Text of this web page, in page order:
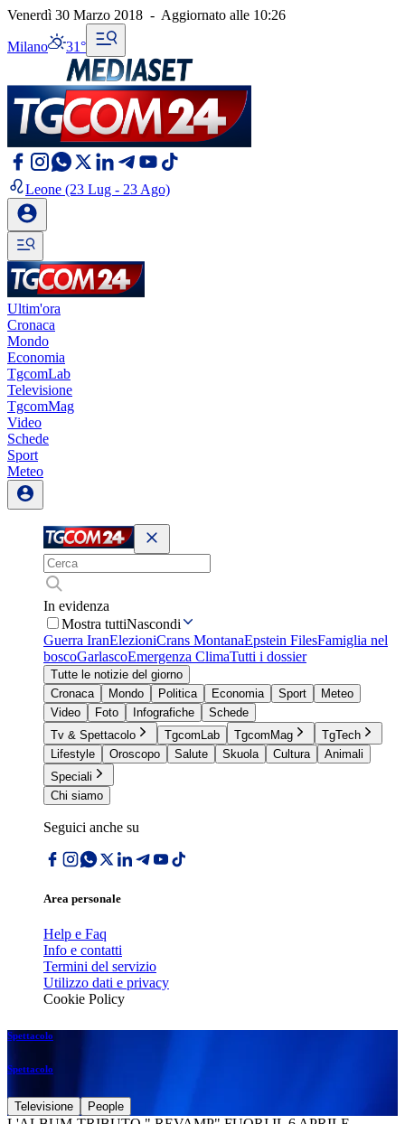
Venerdì 30 Marzo 2018 - Aggiornato alle 10:26
Milano 31°
Leone (23 Lug - 23 Ago)
Ultim'ora
Cronaca
Mondo
Economia
TgcomLab
Televisione
TgcomMag
Video
Schede
Sport
Meteo
In evidenza
Mostra tuttiNascondi
Guerra IranElezioniCrans MontanaEpstein FilesFamiglia nel
boscoGarlascoEmergenza ClimaTutti i dossier
Tutte le notizie del giorno
Cronaca
Mondo Politica Economia Sport
Meteo
Video
Foto Infografiche
Schede
Tv & Spettacolo
TgcomLab TgcomMag
TgTech
Lifestyle
Oroscopo Salute Skuola Cultura
Animali
Speciali
Chi siamo
Seguici anche su
Area personale
Help e Faq
Info e contatti
Termini del servizio
Utilizzo dati e privacy
Cookie Policy
Spettacolo
Spettacolo
Televisione People